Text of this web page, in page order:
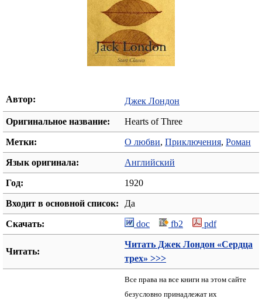
Автор: Джек Лондон
Оригинальное название: Hearts of Three
Метки: О любви, Приключения, Роман
Язык оригинала: Английский
Год: 1920
Входит в основной список: Да
Скачать: doc fb2 pdf
Читать:
Читать Джек Лондон «Сердца
трех» >>>
Все права на все книги на этом сайте
безусловно принадлежат их